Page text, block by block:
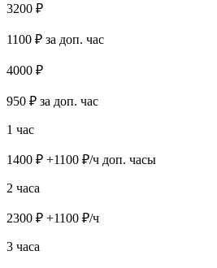
3200 ₽
1100 ₽ за доп. час
4000 ₽
950 ₽ за доп. час
1 час
1400 ₽ +1100 ₽/ч доп. часы
2 часа
2300 ₽ +1100 ₽/ч
3 часа